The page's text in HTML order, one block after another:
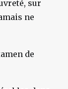
sur
ne
de